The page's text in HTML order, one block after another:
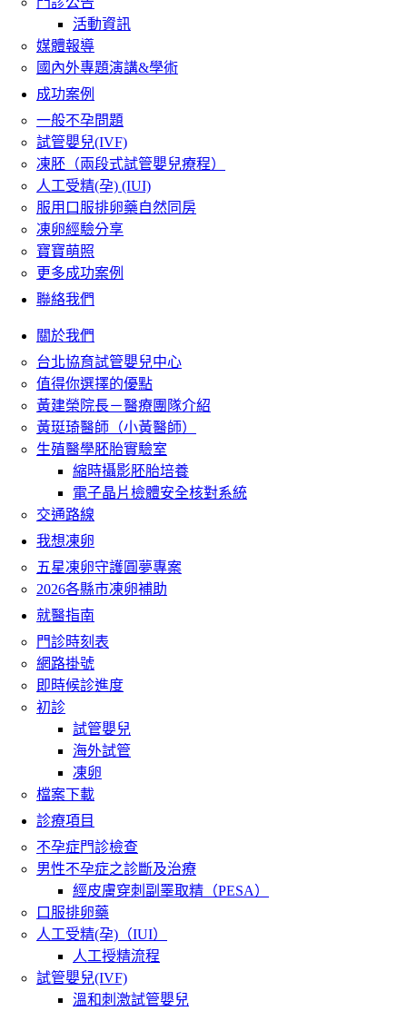
活動資訊
媒體報導
國內外專題演講&學術
成功案例
一般不孕問題
試管嬰兒(IVF)
凍胚（兩段式試管嬰兒療程）
人工受精(孕) (IUI)
服用口服排卵藥自然同房
凍卵經驗分享
寶寶萌照
更多成功案例
聯絡我們
關於我們
台北協育試管嬰兒中心
值得你選擇的優點
黃建榮院長－醫療團隊介紹
黃珽琦醫師（小黃醫師）
生殖醫學胚胎實驗室
縮時攝影胚胎培養
電子晶片檢體安全核對系統
交通路線
我想凍卵
五星凍卵守護圓夢專案
2026各縣市凍卵補助
就醫指南
門診時刻表
網路掛號
即時候診進度
初診
試管嬰兒
海外試管
凍卵
檔案下載
診療項目
不孕症門診檢查
男性不孕症之診斷及治療
經皮膚穿刺副睪取精（PESA）
口服排卵藥
人工受精(孕)（IUI）
人工授精流程
試管嬰兒(IVF)
溫和刺激試管嬰兒